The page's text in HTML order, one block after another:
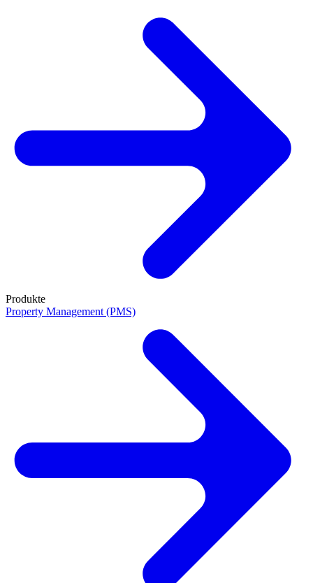
Produkte
Property Management (PMS)